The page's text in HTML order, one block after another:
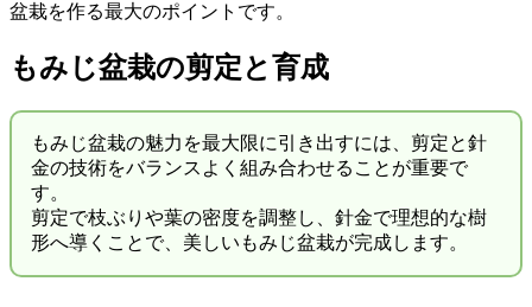
盆栽を作る最大のポイントです。
もみじ盆栽の剪定と育成
もみじ盆栽の魅力を最大限に引き出すには、剪定と針
金の技術をバランスよく組み合わせることが重要で
す。
剪定で枝ぶりや葉の密度を調整し、針金で理想的な樹
形へ導くことで、美しいもみじ盆栽が完成します。